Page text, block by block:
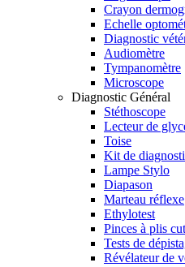
Crayon
Echelle
Diagnostic
Audiomètre
Tympanomètre
Microscope
Diagnostic Général
Stéthoscope
Lecteur de
Toise
Kit de
Lampe Stylo
Diapason
Marteau réflexe
Ethylotest
Pinces à plis
Tests de
Révélateur de